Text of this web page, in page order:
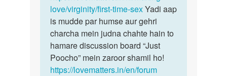
love/virginity/first-time-sexYadi aap
is mudde par humse aur gehri
charcha mein judna chahte hain to
hamare discussion board “Just
Poocho” mein zaroor shamil ho!
https://lovematters.in/en/forum